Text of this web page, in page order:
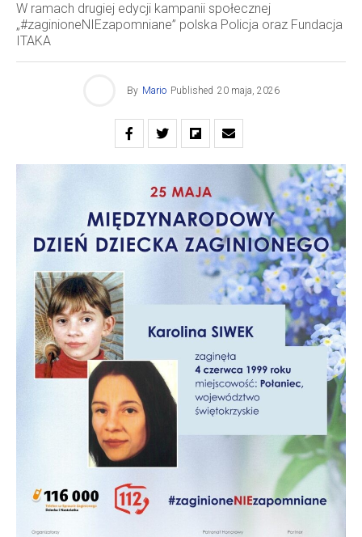
W ramach drugiej edycji kampanii społecznej
„#zaginioneNIEzapomniane” polska Policja oraz Fundacja
ITAKA
By Mario Published 20 maja, 2026